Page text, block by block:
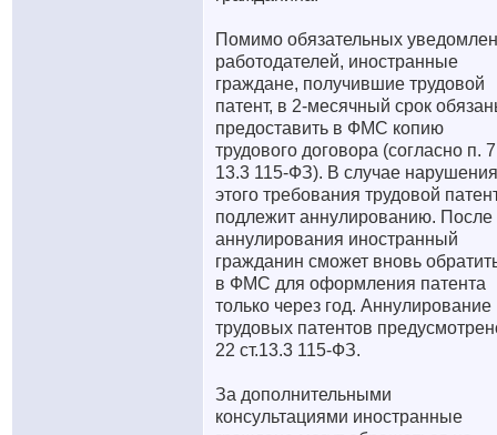
Помимо обязательных
работодателей, иностранные
граждане, получившие трудовой
патент, в 2-месячный срок
предоставить в ФМС копию
трудового договора (согласно п. 7
13.3 115-ФЗ). В случае нарушения
этого требования трудовой
подлежит аннулированию. После
аннулирования иностранный
гражданин сможет вновь
в ФМС для оформления патента
только через год. Аннулирование
трудовых патентов
22 ст.13.3 115-ФЗ.
За дополнительными
консультациями иностранные